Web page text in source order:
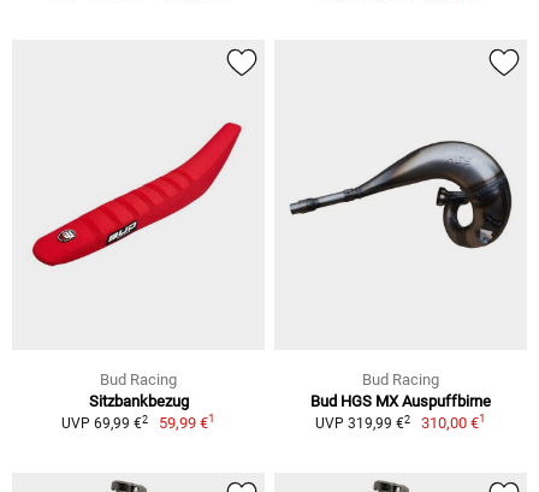
Bud Racing
Sitzbankbezug
UVP 69,99 €2 59,99 €1
Bud Racing
Bud HGS MX Auspuffbirne
UVP 319,99 €2 310,00 €1